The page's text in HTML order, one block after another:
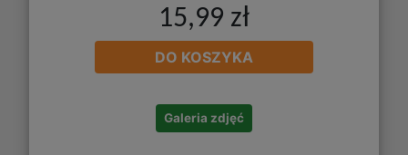
15,99 zł
DO KOSZYKA
Galeria zdjęć